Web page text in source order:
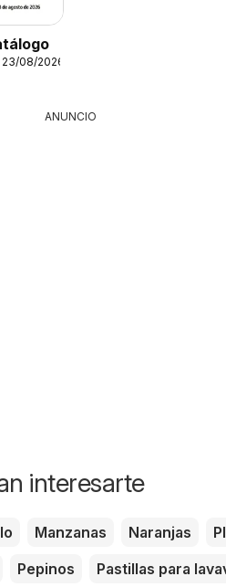
08/2026
ANUNCIO
interesarte
Manzanas Naranjas
Pepinos
Pastillas para